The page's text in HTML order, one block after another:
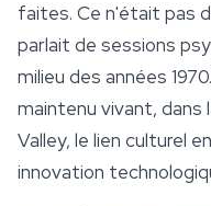
faites. Ce n'était pas
parlait de sessions
milieu des années
maintenu vivant, dans
Valley, le lien culturel
innovation